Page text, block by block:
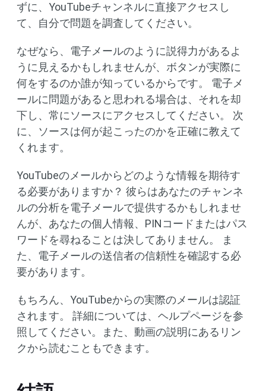
ずに、YouTubeチャンネルに直接アクセスし
て、自分で問題を調査してください。
なぜなら、電子メールのように説得力があるよ
うに見えるかもしれませんが、ボタンが実際に
何をするのか誰が知っているからです。 電子メ
ールに問題があると思われる場合は、それを却
下し、常にソースにアクセスしてください。 次
に、ソースは何が起こったのかを正確に教えて
くれます。
YouTubeのメールからどのような情報を期待す
る必要がありますか？ 彼らはあなたのチャンネ
ルの分析を電子メールで提供するかもしれませ
んが、あなたの個人情報、PINコードまたはパス
ワードを尋ねることは決してありません。 ま
た、電子メールの送信者の信頼性を確認する必
要があります。
もちろん、YouTubeからの実際のメールは認証
されます。 詳細については、ヘルプページを参
照してください。また、動画の説明にあるリン
クから読むこともできます。